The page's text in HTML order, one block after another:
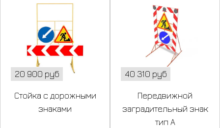
20 900 руб
Стойка с дорожными
знаками
40 310 руб
Передвижной
заградительный знак
тип А